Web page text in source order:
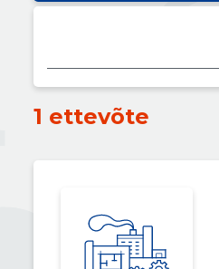
1 ettevõte